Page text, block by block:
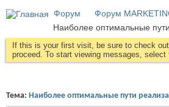
Форум Форум
Наиболее оптимальные
If this is your first visit, be sure to check
proceed. To start viewing messages,
Тема: Наиболее оптимальные пути